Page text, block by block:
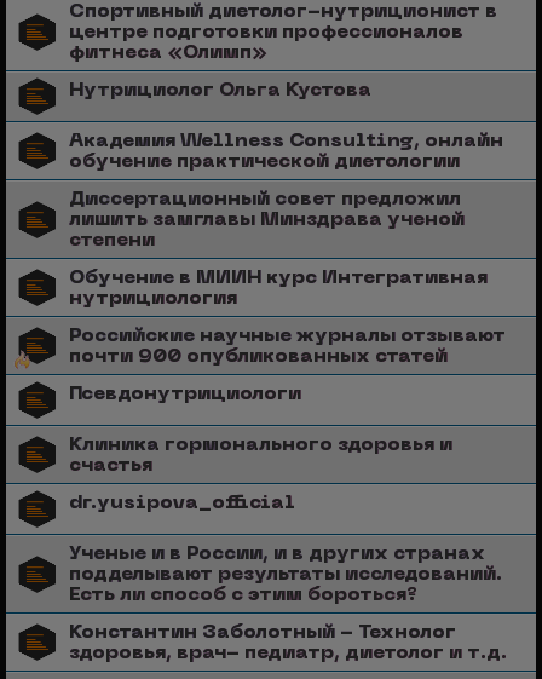
Спортивный диетолог-нутриционист в
центре подготовки профессионалов
фитнеса «Олимп»
Нутрициолог Ольга Кустова
Академия Wellness Consulting, онлайн
обучение практической диетологии
Диссертационный совет предложил
лишить замглавы Минздрава ученой
степени
Обучение в МИИН курс Интегративная
нутрициология
Российские научные журналы отзывают
почти 900 опубликованных статей
Псевдонутрициологи
Клиника гормонального здоровья и
счастья
dr.yusipova_official
Ученые и в России, и в других странах
подделывают результаты исследований.
Есть ли способ с этим бороться?
Константин Заболотный - Технолог
здоровья, врач- педиатр, диетолог и т.д.